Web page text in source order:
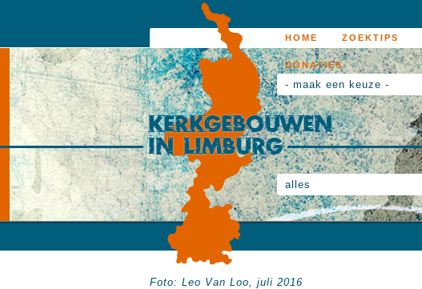
HOME ZOEKTIPS
DONATIES
- maak een keuze -
alles
Foto: Leo Van Loo, juli 2016